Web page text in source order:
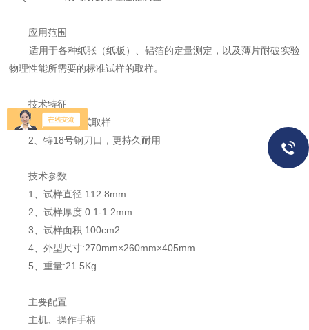
应用范围
适用于各种纸张（纸板）、铝箔的定量测定，以及薄片耐破实验
物理性能所需要的标准试样的取样。
技术特征
1、采用冲压式取样
2、特18号钢刀口，更持久耐用
技术参数
1、试样直径:112.8mm
2、试样厚度:0.1-1.2mm
3、试样面积:100cm2
4、外型尺寸:270mm×260mm×405mm
5、重量:21.5Kg
主要配置
主机、操作手柄